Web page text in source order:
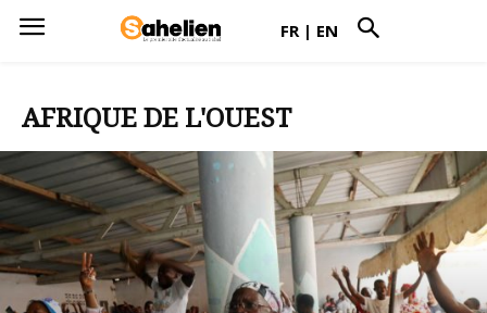
FR | EN
AFRIQUE DE L'OUEST